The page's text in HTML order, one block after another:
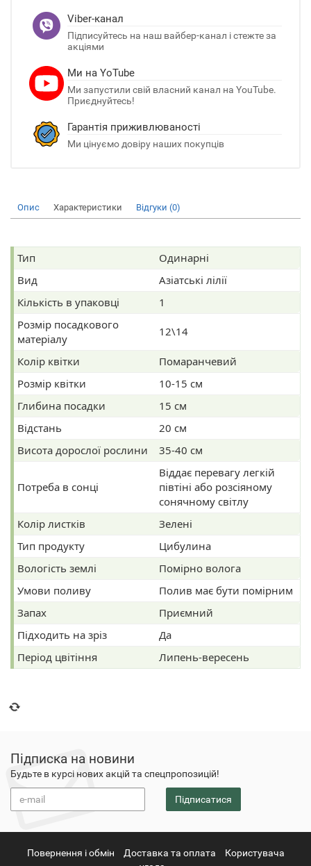
Viber-канал
Підписуйтесь на наш вайбер-канал і стежте за
акціями
Ми на YoTube
Ми запустили свій власний канал на YouTube.
Приєднуйтесь!
Гарантія приживлюваності
Ми цінуємо довіру наших покупців
Опис Характеристики Відгуки (0)
Тип
Одинарні
Вид
Азіатські лілії
Кількість в упаковці
1
Розмір посадкового
матеріалу
12\14
Колір квітки
Помаранчевий
Розмір квітки
10-15 см
Глибина посадки
15 см
Відстань
20 см
Висота дорослої рослини
35-40 см
Потреба в сонці
Віддає перевагу легкій
півтіні або розсіяному
сонячному світлу
Колір листків
Зелені
Тип продукту
Цибулина
Вологість землі
Помірно волога
Умови поливу
Полив має бути помірним
Запах
Приємний
Підходить на зріз
Да
Період цвітіння
Липень-вересень
Підписка на новини
Будьте в курсі нових акцій та спецпропозицій!
Підписатися
Повернення i обмін Доставка та оплата
Користувача